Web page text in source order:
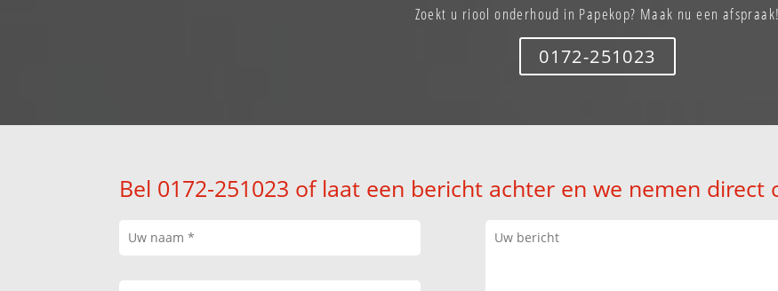
Zoekt u riool onderhoud in Papekop? Maak nu een afspraak!
0172-251023
Bel 0172-251023 of laat een bericht achter en we nemen direct